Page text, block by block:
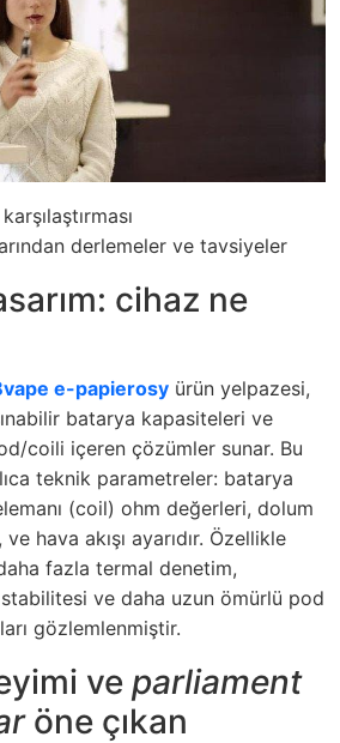
derlemeler ve tavsiyeler
cihaz ne
e-papierosy ürün yelpazesi,
batarya kapasiteleri ve
coili içeren çözümler sunar. Bu
teknik parametreler: batarya
(coil) ohm değerleri, dolum
hava akışı ayarıdır. Özellikle
fazla termal denetim,
ve daha uzun ömürlü pod
gözlemlenmiştir.
ve parliament
öne çıkan